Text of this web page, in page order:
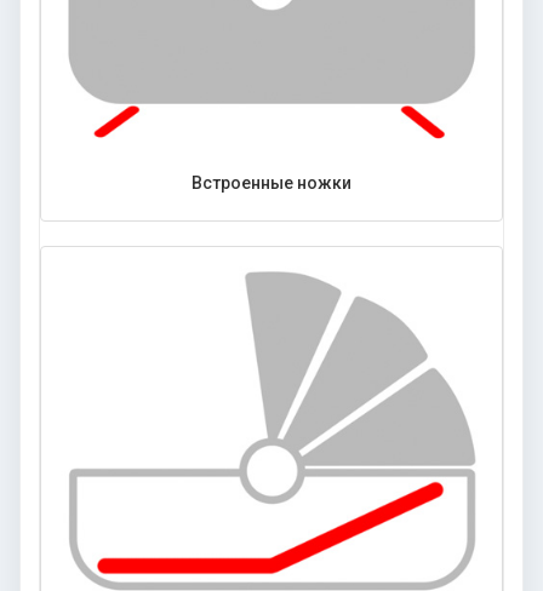
Встроенные ножки